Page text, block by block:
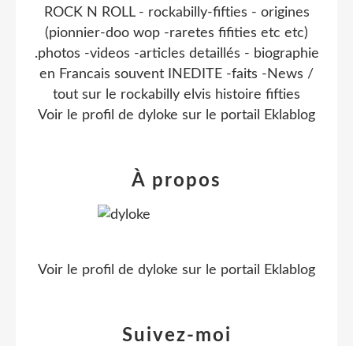
ROCK N ROLL - rockabilly-fifties - origines
(pionnier-doo wop -raretes fifities etc etc)
.photos -videos -articles detaillés - biographie
en Francais souvent INEDITE -faits -News /
tout sur le rockabilly elvis histoire fifties
Voir le profil de dyloke sur le portail Eklablog
Suivez-moi
À propos
Voir le profil de dyloke sur le portail Eklablog